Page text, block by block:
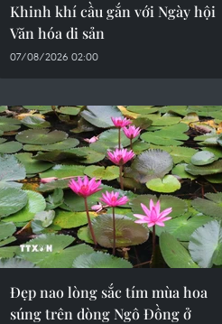
Khinh khí cầu gắn với Ngày hội
Văn hóa di sản
07/08/2026 02:00
Đẹp nao lòng sắc tím mùa hoa
súng trên dòng Ngô Đồng ở